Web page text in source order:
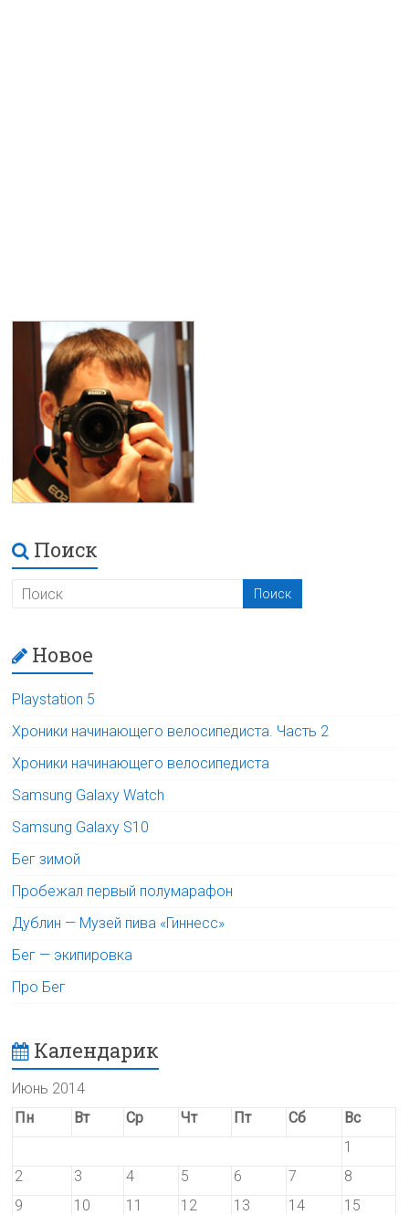
Поиск
Новое
Playstation 5
Хроники начинающего велосипедиста. Часть 2
Хроники начинающего велосипедиста
Samsung Galaxy Watch
Samsung Galaxy S10
Бег зимой
Пробежал первый полумарафон
Дублин — Музей пива «Гиннесс»
Бег — экипировка
Про Бег
Календарик
Июнь 2014
Пн
Вт Ср Чт Пт Сб
Вс
1
2
3 4 5 6 7
8
9
10 11 12 13 14
15